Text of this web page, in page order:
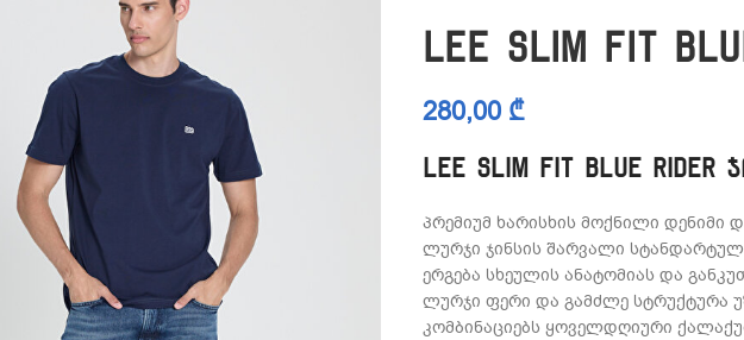
Lee Slim Fit
280,00 ₾
Lee Slim Fit Blue Rider
პრემიუმ ხარისხის მოქნილი დენიმი
ლურჯი ჯინსის შარვალი
ერგება სხეულის ანატომიას და
ლურჯი ფერი და გამძლე
კომბინაციებს ყოველდღიური